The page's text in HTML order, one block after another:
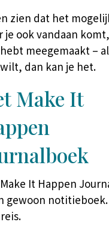
zien dat het
je ook vandaan
meegemaakt –
dan kan je het.
Make It
It Happen
gewoon